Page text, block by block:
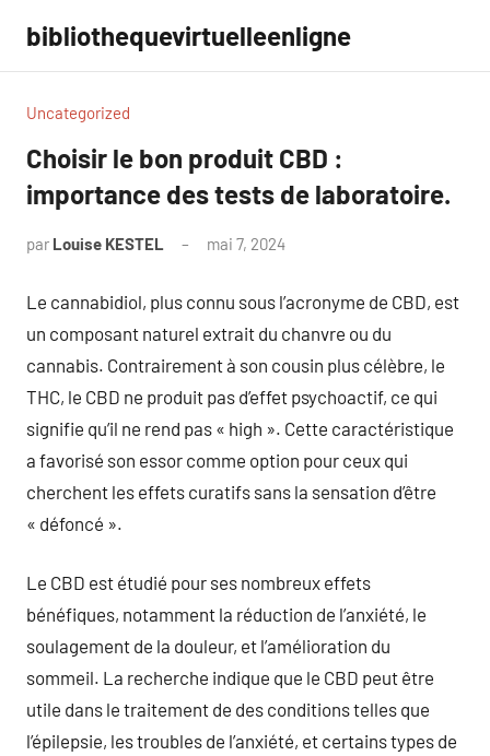
contenu
bibliothequevirtuelleenligne
Uncategorized
Choisir le bon produit CBD :
importance des tests de laboratoire.
par Louise KESTEL mai 7, 2024
Le cannabidiol, plus connu sous l’acronyme de CBD, est
un composant naturel extrait du chanvre ou du
cannabis. Contrairement à son cousin plus célèbre, le
THC, le CBD ne produit pas d’effet psychoactif, ce qui
signifie qu’il ne rend pas « high ». Cette caractéristique
a favorisé son essor comme option pour ceux qui
cherchent les effets curatifs sans la sensation d’être
« défoncé ».
Le CBD est étudié pour ses nombreux effets
bénéfiques, notamment la réduction de l’anxiété, le
soulagement de la douleur, et l’amélioration du
sommeil. La recherche indique que le CBD peut être
utile dans le traitement de des conditions telles que
l’épilepsie, les troubles de l’anxiété, et certains types de